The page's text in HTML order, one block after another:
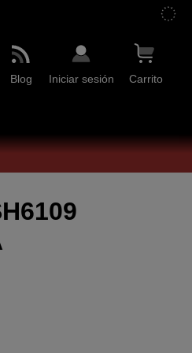
Blog Iniciar sesión Carrito